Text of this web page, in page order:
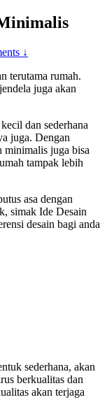
↓
terutama rumah.
juga akan
dan sederhana
juga. Dengan
minimalis juga bisa
tampak lebih
asa dengan
simak Ide Desain
desain bagi anda
sederhana, akan
berkualitas dan
akan terjaga